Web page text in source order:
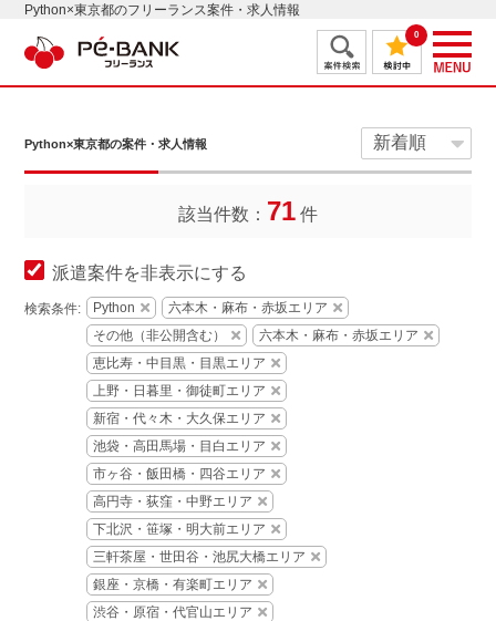
Python×東京都のフリーランス案件・求人情報
0
Python×東京都の案件・求人情報
該当件数： 71 件
派遣案件を非表示にする
検索条件: Python
六本木・麻布・赤坂エリア
その他（非公開含む）
六本木・麻布・赤坂エリア
恵比寿・中目黒・目黒エリア
上野・日暮里・御徒町エリア
新宿・代々木・大久保エリア
池袋・高田馬場・目白エリア
市ヶ谷・飯田橋・四谷エリア
高円寺・荻窪・中野エリア
下北沢・笹塚・明大前エリア
三軒茶屋・世田谷・池尻大橋エリア
銀座・京橋・有楽町エリア
渋谷・原宿・代官山エリア